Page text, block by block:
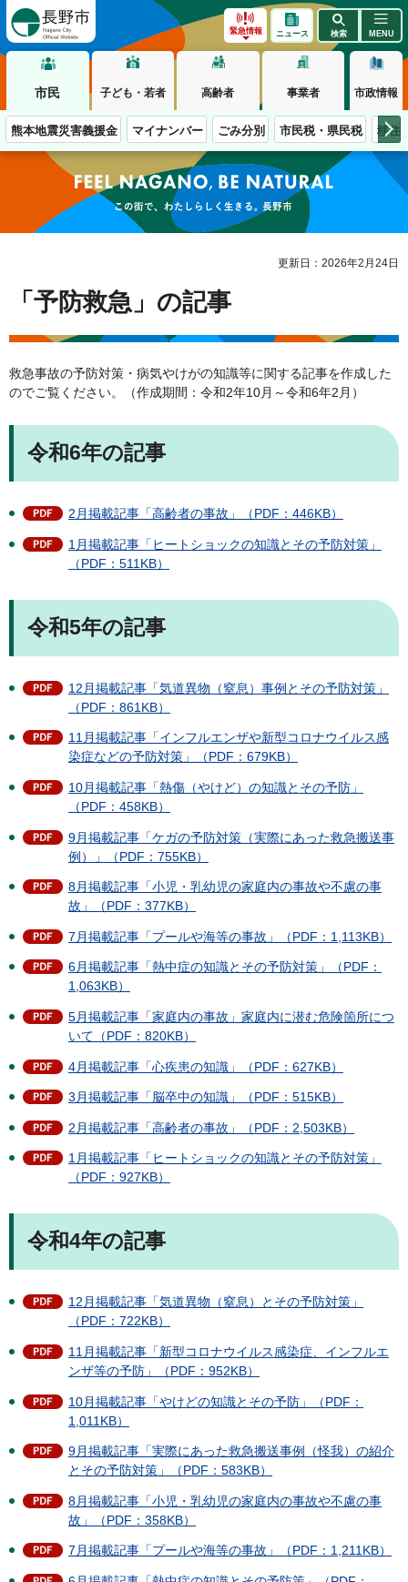
緊急情報 ニュース 検索 MENU
市民 子ども・若者 高齢者 事業者 市政情報
熊本地震災害義援金 マイナンバー ごみ分別 市民税・県民税 移住
この街で、わたしらしく生きる。長野市
更新日：2026年2月24日
「予防救急」の記事
救急事故の予防対策・病気やけがの知識等に関する記事を作成した
のでご覧ください。（作成期間：令和2年10月～令和6年2月）
令和6年の記事
2月掲載記事「高齢者の事故」（PDF：446KB）
1月掲載記事「ヒートショックの知識とその予防対策」
（PDF：511KB）
令和5年の記事
12月掲載記事「気道異物（窒息）事例とその予防対策」
（PDF：861KB）
11月掲載記事「インフルエンザや新型コロナウイルス感
染症などの予防対策」（PDF：679KB）
10月掲載記事「熱傷（やけど）の知識とその予防」
（PDF：458KB）
9月掲載記事「ケガの予防対策（実際にあった救急搬送事
例）」（PDF：755KB）
8月掲載記事「小児・乳幼児の家庭内の事故や不慮の事
故」（PDF：377KB）
7月掲載記事「プールや海等の事故」（PDF：1,113KB）
6月掲載記事「熱中症の知識とその予防対策」（PDF：
1,063KB）
5月掲載記事「家庭内の事故」家庭内に潜む危険箇所につ
いて（PDF：820KB）
4月掲載記事「心疾患の知識」（PDF：627KB）
3月掲載記事「脳卒中の知識」（PDF：515KB）
2月掲載記事「高齢者の事故」（PDF：2,503KB）
1月掲載記事「ヒートショックの知識とその予防対策」
（PDF：927KB）
令和4年の記事
12月掲載記事「気道異物（窒息）とその予防対策」
（PDF：722KB）
11月掲載記事「新型コロナウイルス感染症、インフルエ
ンザ等の予防」（PDF：952KB）
10月掲載記事「やけどの知識とその予防」（PDF：
1,011KB）
9月掲載記事「実際にあった救急搬送事例（怪我）の紹介
とその予防対策」（PDF：583KB）
8月掲載記事「小児・乳幼児の家庭内の事故や不慮の事
故」（PDF：358KB）
7月掲載記事「プールや海等の事故」（PDF：1,211KB）